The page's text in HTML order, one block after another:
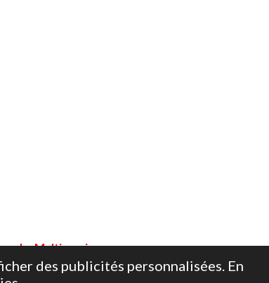
des publicités personnalisées. En
Multiservices